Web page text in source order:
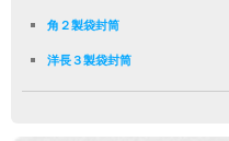
角２製袋封筒
洋長３製袋封筒